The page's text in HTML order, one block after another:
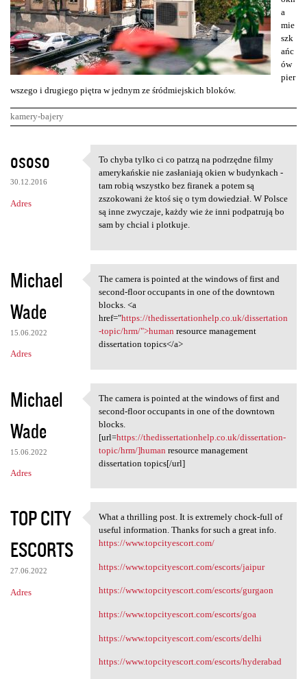
a
mie
szk
ańc
ów
pier
wszego i drugiego piętra w jednym ze śródmiejskich bloków.
kamery-bajery
K
o
m
e
a
r
z
e
ososo
30.12.2016
Adres
To chyba tylko ci co patrzą
To chyba tylko ci co patrzą na podrzędne filmy
amerykańskie nie zasłaniają okien w budynkach -
tam robią wszystko bez firanek a potem są
zszokowani że ktoś się o tym dowiedział. W Polsce
są inne zwyczaje, każdy wie że inni podpatrują bo
sam by chcial i plotkuje.
Michael
Wade
15.06.2022
Adres
The camera is pointed at the
The camera is pointed at the windows of first and
second-floor occupants in one of the downtown
blocks. <a
href="https://thedissertationhelp.co.uk/dissertation
-topic/hrm/">human resource management
dissertation topics</a>
Michael
Wade
15.06.2022
Adres
The camera is pointed at the
The camera is pointed at the windows of first and
second-floor occupants in one of the downtown
blocks.
[url=https://thedissertationhelp.co.uk/dissertation-
topic/hrm/]human resource management
dissertation topics[/url]
TOP CITY
ESCORTS
27.06.2022
Adres
What a thrilling post. It is
What a thrilling post. It is extremely chock-full of
useful information. Thanks for such a great info.
https://www.topcityescort.com/
https://www.topcityescort.com/escorts/jaipur
https://www.topcityescort.com/escorts/gurgaon
https://www.topcityescort.com/escorts/goa
https://www.topcityescort.com/escorts/delhi
https://www.topcityescort.com/escorts/hyderabad